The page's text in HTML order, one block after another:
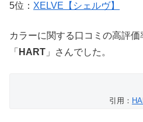
5位： XELVE【シェルヴ】
カラーに関する口コミの高評
「 HART 」さんでした。
引用：